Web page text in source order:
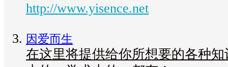
http://www.yisence.net
因爱而生
在这里将提供给你所想要的各种